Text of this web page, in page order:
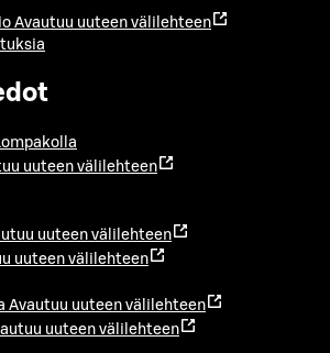
Avautuu uuteen välilehteen
uuteen välilehteen
uuteen välilehteen
uuteen välilehteen
Avautuu uuteen välilehteen
uuteen välilehteen